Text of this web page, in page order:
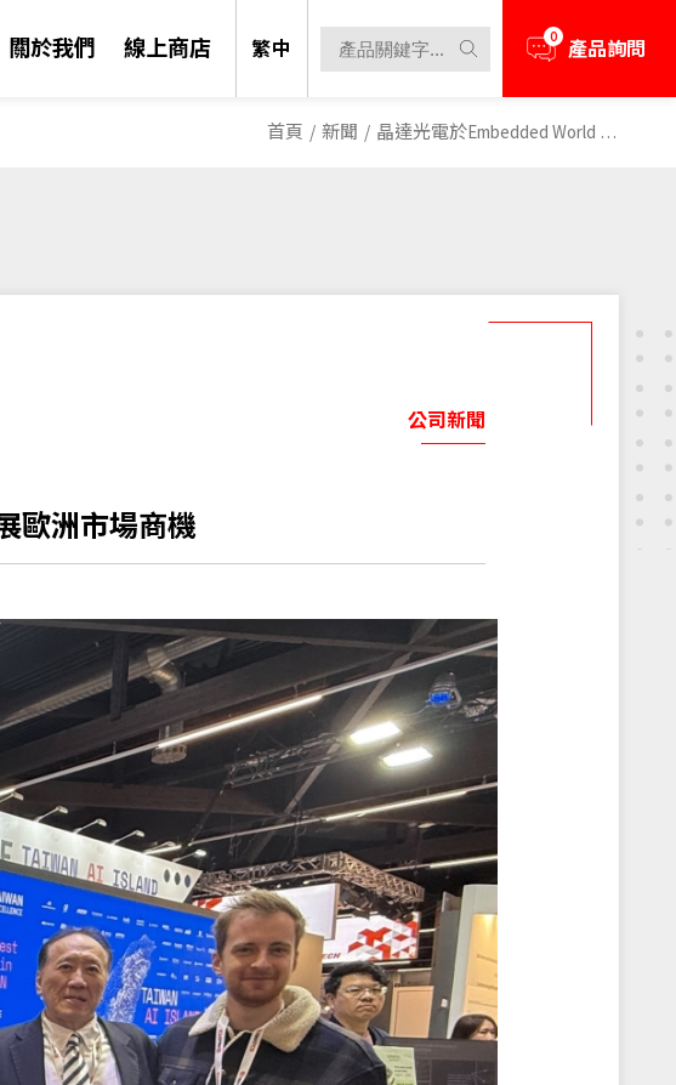
透明顯示器融合了高透明度、輕量結構與鮮明亮度，使
容彷彿懸浮於空中。其模組化、超薄設計可無縫整合
表面，不遮擋光線或視線。具備高能源效率與安裝便
業大廳與數位看板等追求美學與創新的應用場域。
突破挑戰
能嵌入設計解決方案
高效能技術支援解決方案，積極擁抱智慧物聯網
）時代，並滿足智能城市和智慧交通等物聯網應用部
電創立至今，陽光下可視技術一直都是我們的核心關
。晶達光電所提供的絕大部分顯示器，亮度都高達
nits 或更高。足夠的高亮度可確保任何光源條件下，顯
任何關於行銷資源或技術上的協助，歡迎隨時與我們
司最新新聞、產品資訊、展覽活動。
關於我們
訊
晶達
，更提供多種其他解決方案。我們透過面板切割技
客製化及工業運算系統，全面提升工業級顯示器、數位
應用及嵌入式運算的標準，造福全球的垂直市場平台。
線上商店 繁中 0 產品詢問
首頁 / 新聞 / 晶達光電於Embedded World 2026展出台灣精品獎產品 拓展歐洲市場商機
公司新聞
歐洲市場商機